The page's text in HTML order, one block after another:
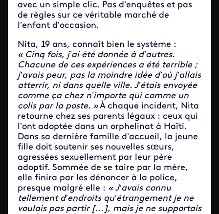
avec un simple clic. Pas d’enquêtes et pas
de règles sur ce véritable marché de
l’enfant d’occasion.
Nita, 19 ans, connaît bien le système :
« Cinq fois, j’ai été donnée à d’autres.
Chacune de ces expériences a été terrible ;
j’avais peur, pas la moindre idée d’où j’allais
atterrir, ni dans quelle ville. J’étais envoyée
comme ça chez n’importe qui comme un
colis par la poste. »À chaque incident, Nita
retourne chez ses parents légaux : ceux qui
l’ont adoptée dans un orphelinat à Haïti.
Dans sa dernière famille d’accueil, la jeune
fille doit soutenir ses nouvelles sœurs,
agressées sexuellement par leur père
adoptif. Sommée de se taire par la mère,
elle finira par les dénoncer à la police,
presque malgré elle : « J’avais connu
tellement d’endroits qu’étrangement je ne
voulais pas partir […], mais je ne supportais